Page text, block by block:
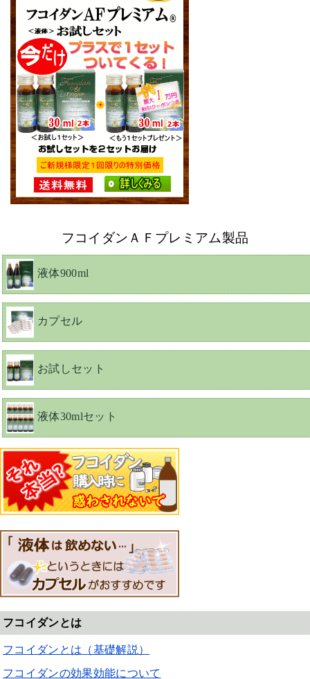
フコイダンＡＦプレミアム製品
液体900ml
カプセル
お試しセット
液体30mlセット
フコイダンとは
フコイダンとは（基礎解説）
フコイダンの効果効能について